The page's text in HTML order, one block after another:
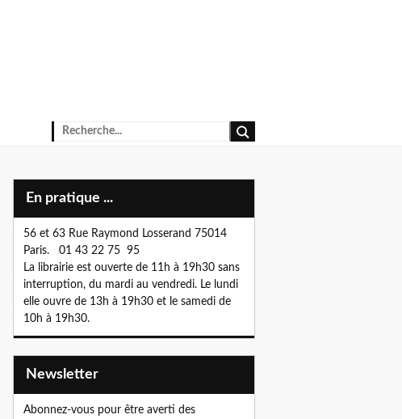
En pratique ...
56 et 63 Rue Raymond Losserand 75014
Paris. 01 43 22 75 95
La librairie est ouverte de 11h à 19h30 sans
interruption, du mardi au vendredi. Le lundi
elle ouvre de 13h à 19h30 et le samedi de
10h à 19h30.
Newsletter
Abonnez-vous pour être averti des